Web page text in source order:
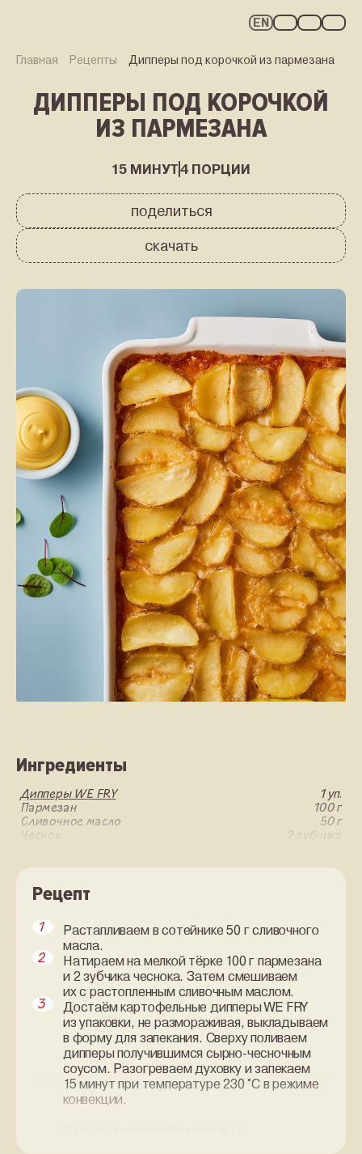
EN
Главная Рецепты Дипперы под корочкой из пармезана
ДИППЕРЫ ПОД КОРОЧКОЙ
ИЗ ПАРМЕЗАНА
15 МИНУТ4 ПОРЦИИ
поделиться
скачать
Ингредиенты
Дипперы WE FRY
1 уп.
Пармезан
100 г
Сливочное масло
50 г
Чеснок
2 зубчика
Рецепт
Растапливаем в сотейнике 50 г сливочного
масла.
Натираем на мелкой тёрке 100 г пармезана
и 2 зубчика чеснока. Затем смешиваем
их с растопленным сливочным маслом.
Достаём картофельные дипперы WE FRY
из упаковки, не размораживая, выкладываем
в форму для запекания. Сверху поливаем
дипперы получившимся сырно-чесночным
соусом. Разогреваем духовку и запекаем
15 минут при температуре 230 °С в режиме
конвекции.
РЕЦЕПТЫ
С ОГНЁМ ВНУТРИ
КАРЬЕРА